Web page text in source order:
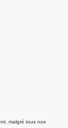
malgré tous nos